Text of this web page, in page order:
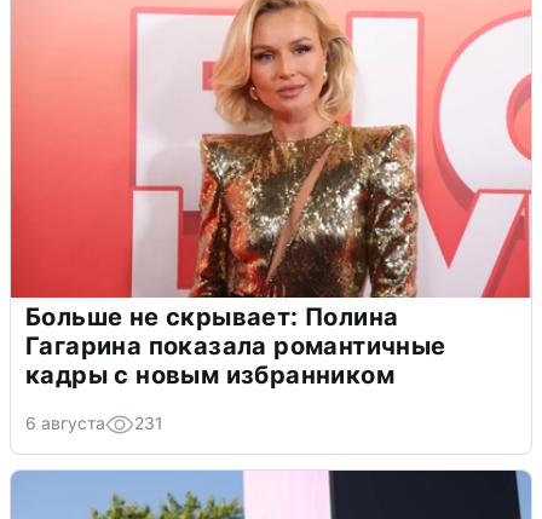
Больше не скрывает: Полина
Гагарина показала романтичные
кадры с новым избранником
6 августа 231